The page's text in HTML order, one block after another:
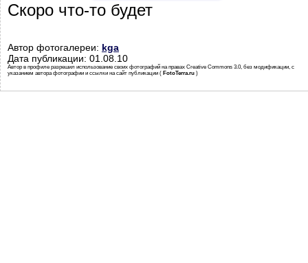
Скоро что-то будет
Автор фотогалереи: kga
Дата публикации: 01.08.10
Автор в профиле разрешил использование своих фотографий на правах Creative Commons 3.0, без модификации, с
указанием автора фотографии и ссылки на сайт публикации ( FotoTerra.ru )